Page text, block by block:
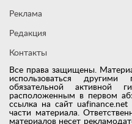
Все права защищены.
использоваться другими
обязательной активной
расположенным в первом
ссылка на сайт
части материала.
материалов несет
Реклама
Редакция
Контакты